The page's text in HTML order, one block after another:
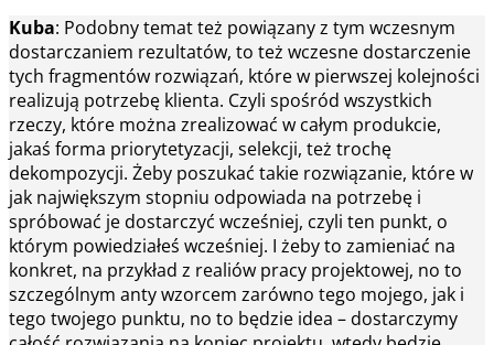
Kuba: Podobny temat też powiązany z tym wczesnym
dostarczaniem rezultatów, to też wczesne dostarczenie
tych fragmentów rozwiązań, które w pierwszej kolejności
realizują potrzebę klienta. Czyli spośród wszystkich
rzeczy, które można zrealizować w całym produkcie,
jakaś forma priorytetyzacji, selekcji, też trochę
dekompozycji. Żeby poszukać takie rozwiązanie, które w
jak największym stopniu odpowiada na potrzebę i
spróbować je dostarczyć wcześniej, czyli ten punkt, o
którym powiedziałeś wcześniej. I żeby to zamieniać na
konkret, na przykład z realiów pracy projektowej, no to
szczególnym anty wzorcem zarówno tego mojego, jak i
tego twojego punktu, no to będzie idea – dostarczymy